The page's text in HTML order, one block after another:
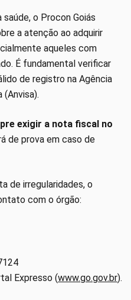
o Procon Goiás
a atenção ao adquirir
aqueles com
É fundamental verificar
de registro na Agência
(Anvisa).
exigir a nota fiscal no
de prova em caso de
de irregularidades, o
com o órgão:
Expresso (www.go.gov.br).